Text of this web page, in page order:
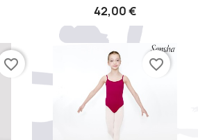
42,00 €
favorite_border favorite_border